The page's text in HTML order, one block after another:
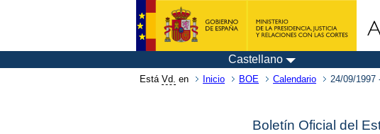
Castellano
Está Vd. en Inicio BOE Calendario 24/09/1997
Boletín Oficial del